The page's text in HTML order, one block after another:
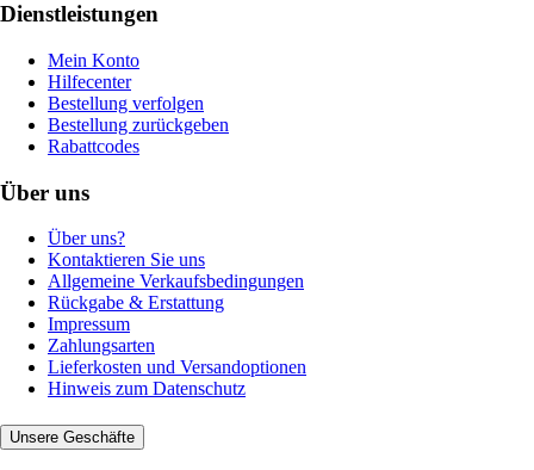
Dienstleistungen
Mein Konto
Hilfecenter
Bestellung verfolgen
Bestellung zurückgeben
Rabattcodes
Über uns
Über uns?
Kontaktieren Sie uns
Allgemeine Verkaufsbedingungen
Rückgabe & Erstattung
Impressum
Zahlungsarten
Lieferkosten und Versandoptionen
Hinweis zum Datenschutz
Unsere Geschäfte